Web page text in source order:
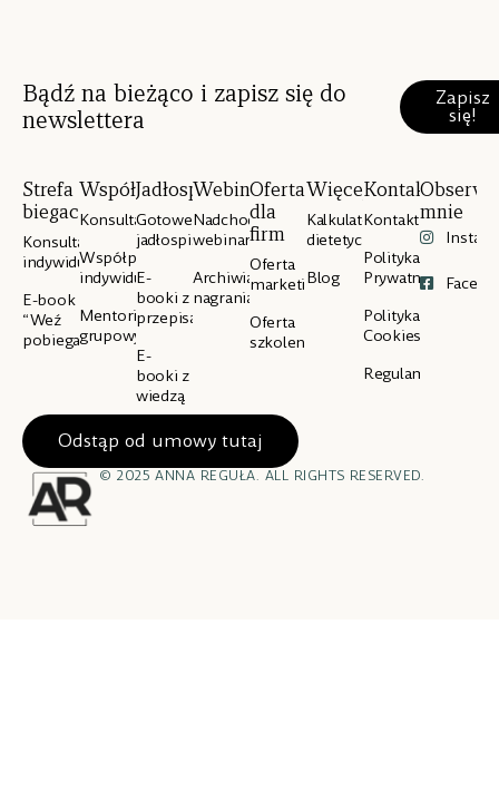
Bądź na bieżąco i zapisz się do
newslettera
Zapisz
się!
Strefa
biegacza
Konsultacje
indywidualne
E-book
“Weź
pobiegaj”
Współpraca
Konsultacje
Współpraca
indywidualna
Mentoring
grupowy
Jadłospisy
Gotowe
jadłospisy
E-
booki z
przepisami
E-
booki z
wiedzą
Webinary
Nadchodzące
webinary
Archiwialne
nagrania
Oferta
dla
firm
Oferta
marketingowa
Oferta
szkoleniowa
Więcej
Kalkulator
dietetyczny
Blog
Kontakt
Kontakt
Polityka
Prywatności
Polityka
Cookies
Regulamin
mnie
Odstąp od umowy tutaj
© 2025 ANNA REGUŁA. ALL RIGHTS RESERVED.